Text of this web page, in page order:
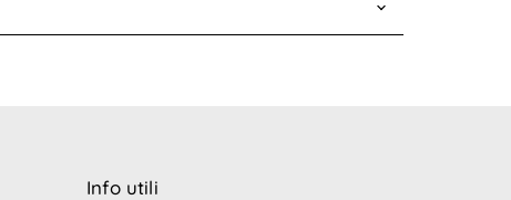
Info utili